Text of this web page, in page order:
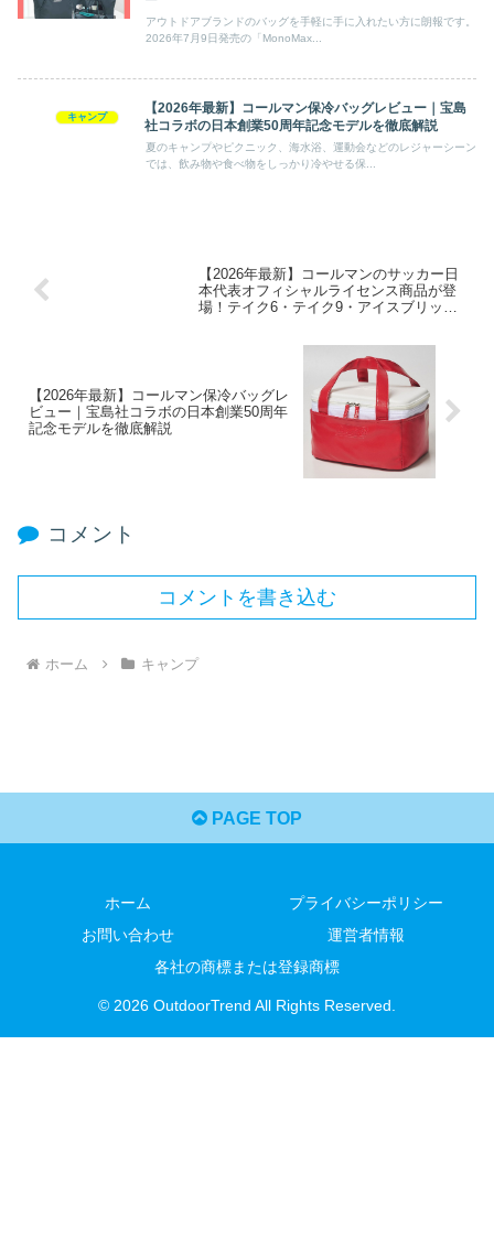
アウトドアブランドのバッグを手軽に手に入れたい方に朗報です。
2026年7月9日発売の「MonoMax...
キャンプ
【2026年最新】コールマン保冷バッグレビュー｜宝島
社コラボの日本創業50周年記念モデルを徹底解説
夏のキャンプやピクニック、海水浴、運動会などのレジャーシーン
では、飲み物や食べ物をしっかり冷やせる保...
【2026年最新】コールマンのサッカー日
本代表オフィシャルライセンス商品が登
場！テイク6・テイク9・アイスブリック
【2026年最新】コールマン保冷バッグレ
ビュー｜宝島社コラボの日本創業50周年
記念モデルを徹底解説
コメント
コメントを書き込む
ホーム キャンプ
PAGE TOP
ホーム
プライバシーポリシー
お問い合わせ
運営者情報
各社の商標または登録商標
© 2026 OutdoorTrend All Rights Reserved.